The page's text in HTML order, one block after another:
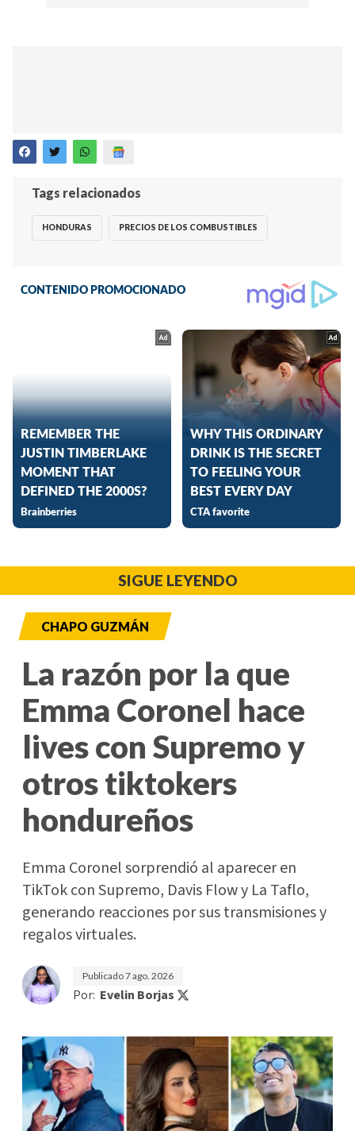
Tags relacionados
HONDURAS PRECIOS DE LOS COMBUSTIBLES
SIGUE LEYENDO
CHAPO GUZMÁN
La razón por la que
Emma Coronel hace
lives con Supremo y
otros tiktokers
hondureños
Emma Coronel sorprendió al aparecer en
TikTok con Supremo, Davis Flow y La Taflo,
generando reacciones por sus transmisiones y
regalos virtuales.
Publicado7 ago. 2026
Por: Evelin Borjas